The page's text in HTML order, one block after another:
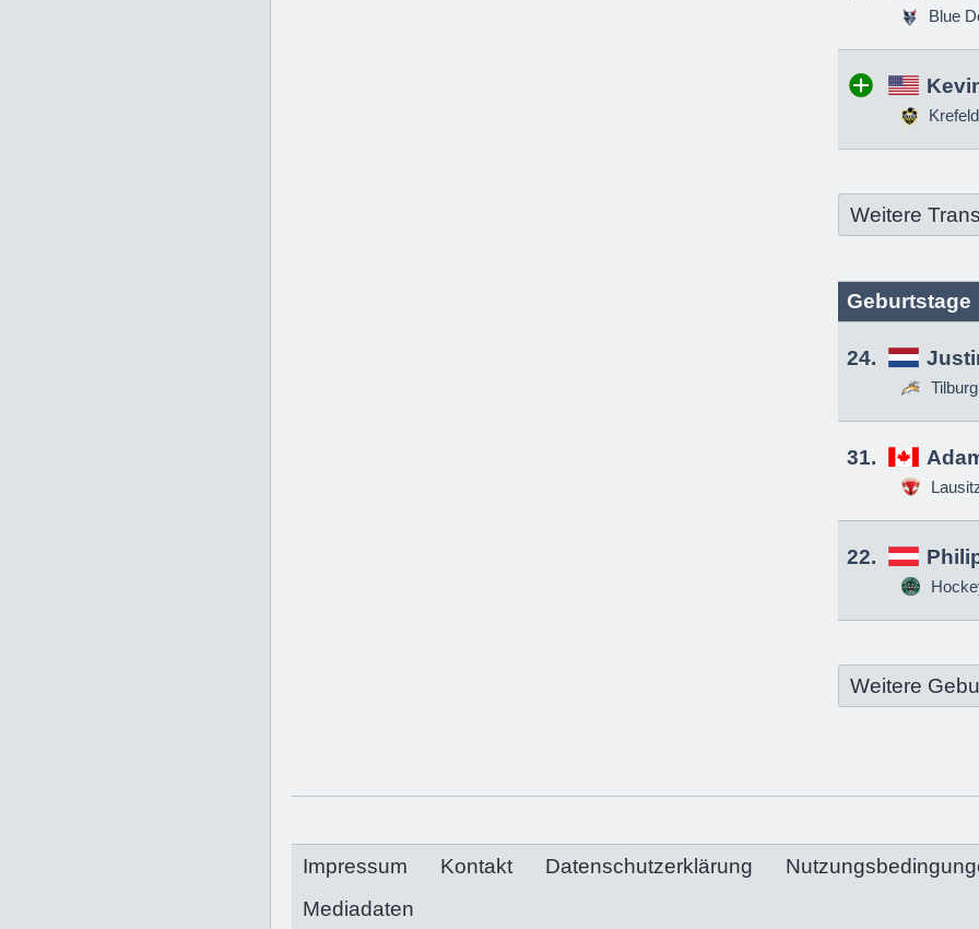
Blue
Weitere
Geburtstage
24.
31.
22.
Weitere
Impressum Kontakt Datenschutzerklärung
Mediadaten